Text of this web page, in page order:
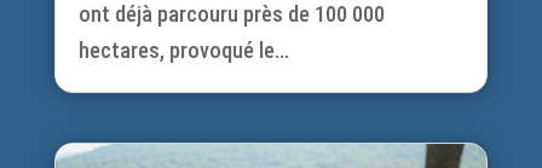
ont déjà parcouru près de 100 000
hectares, provoqué le...